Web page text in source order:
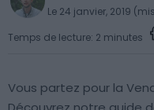
Le 24 janvier, 2019
Temps de lecture: 2 minutes
Vous partez pour la